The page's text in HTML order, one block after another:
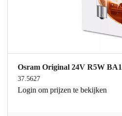
Osram Original 24V R5W
37.5627
Login om prijzen te bekijken